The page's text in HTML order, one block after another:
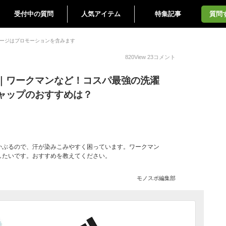
受付中の質問 人気アイテム 特集記事 質問
ジはプロモーションを含みます
820View 23コメント
ワークマンなど！コスパ最強の洗濯
ップのおすすめは？
るので、汗が染みこみやすく困っています。ワークマン
いです。おすすめを教えてください。
モノスポ編集部